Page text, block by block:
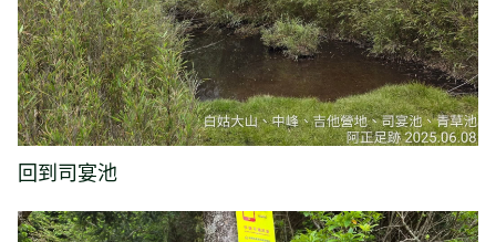
回到司宴池